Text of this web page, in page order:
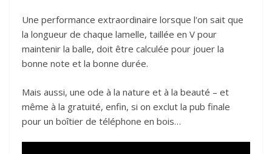
Une performance extraordinaire lorsque l'on sait que
la longueur de chaque lamelle, taillée en V pour
maintenir la balle, doit être calculée pour jouer la
bonne note et la bonne durée.
Mais aussi, une ode à la nature et à la beauté – et
même à la gratuité, enfin, si on exclut la pub finale
pour un boîtier de téléphone en bois…